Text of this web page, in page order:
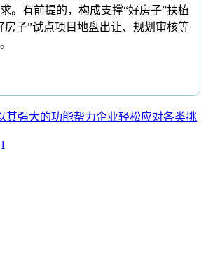
。有前提的，构成支撑“好房子”扶植
房子”试点项目地盘出让、规划审核等
其强大的功能帮力企业轻松应对各类挑